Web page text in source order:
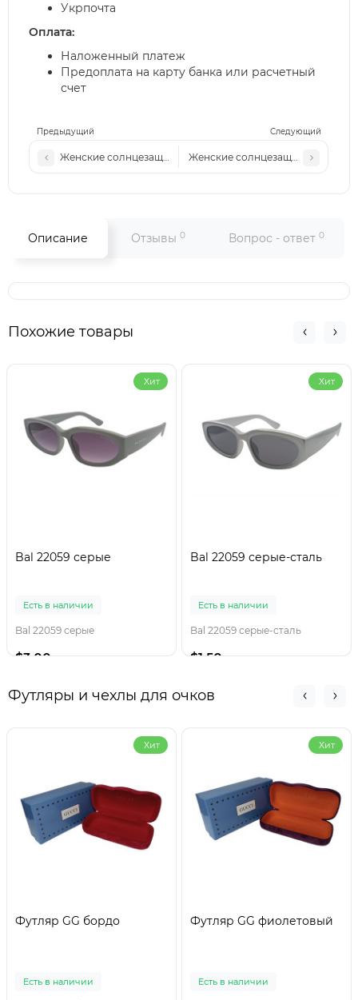
Предыдущий Следующий
Женские солнцезащитные очки M512 c3Женские солнцезащитные очки
Укрпочта
Оплата:
Наложенный платеж
Предоплата на карту банка или расчетный
счет
Описание Отзывы 0 Вопрос - ответ 0
Похожие товары
Хит
Bal 22059 серые
Есть в наличии
Bal 22059 серые
$3.00
Хит
Bal 22059 серые-сталь
Есть в наличии
Bal 22059 серые-сталь
$1.50
Футляры и чехлы для очков
Хит
Футляр GG бордо
Есть в наличии
Хит
Футляр GG фиолетовый
Есть в наличии